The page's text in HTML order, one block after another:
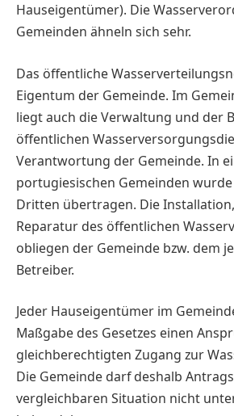
Hauseigentümer). Die
Gemeinden ähneln sich sehr.
Das öffentliche
Eigentum der Gemeinde. Im
liegt auch die Verwaltung und der
öffentlichen
Verantwortung der Gemeinde. In
portugiesischen Gemeinden
Dritten übertragen. Die
Reparatur des öffentlichen
obliegen der Gemeinde bzw. dem
Betreiber.
Jeder Hauseigentümer im
Maßgabe des Gesetzes einen
gleichberechtigten Zugang zur
Die Gemeinde darf deshalb
vergleichbaren Situation nicht